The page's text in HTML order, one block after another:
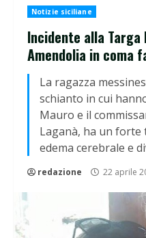
Notizie siciliane
Incidente alla Targa
Amendolia in coma
La ragazza
schianto in cui
Mauro e il
Laganà, ha un forte
edema cerebrale e
redazione 22 aprile